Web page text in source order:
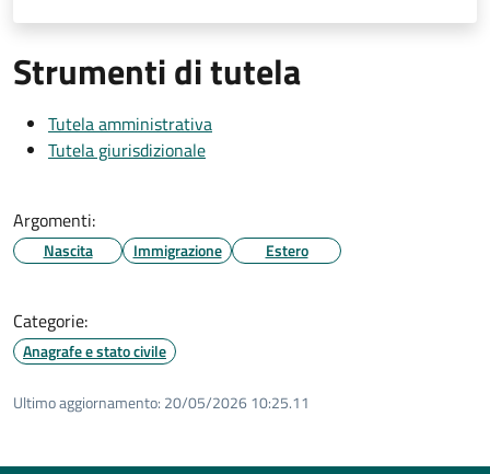
Strumenti di tutela
Tutela amministrativa
Tutela giurisdizionale
Argomenti:
Nascita Immigrazione Estero
Categorie:
Anagrafe e stato civile
Ultimo aggiornamento: 20/05/2026 10:25.11